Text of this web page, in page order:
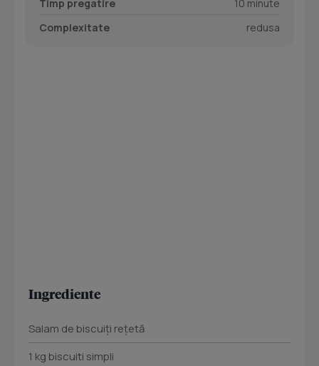
Timp pregatire
10 minute
Complexitate
redusa
Ingrediente
Salam de biscuiţi reţetă
1 kg biscuiti simpli